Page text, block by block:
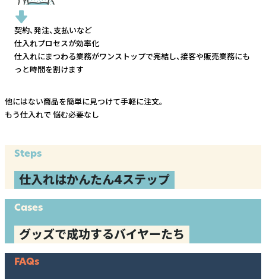
契約、発注、支払いなど
仕入れプロセスが効率化
仕入れにまつわる業務がワンストップで完結し、接客や販売業務にも
っと時間を割けます
他にはない商品を簡単に見つけて手軽に注文。
もう仕入れで 悩む必要なし
Steps
仕入れはかんたん4ステップ
Cases
グッズで成功するバイヤーたち
FAQs